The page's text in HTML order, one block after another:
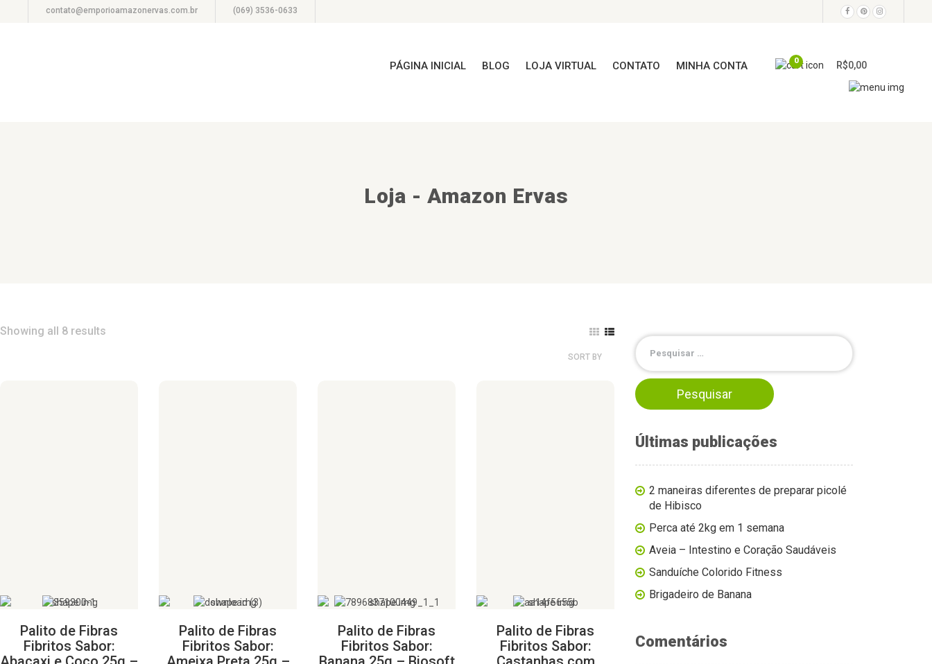
contato@emporioamazonervas.com.br (069) 3536-0633
PÁGINA INICIAL BLOG LOJA VIRTUAL CONTATO MINHA CONTA 0 R$0,00
Loja - Amazon Ervas
Showing all 8 results
SORT BY
Palito de Fibras
Fibritos Sabor:
Palito de Fibras
Fibritos Sabor:
Palito de Fibras
Fibritos Sabor:
Palito de Fibras
Fibritos Sabor:
Últimas publicações
2 maneiras diferentes de preparar picolé
de Hibisco
Perca até 2kg em 1 semana
Aveia – Intestino e Coração Saudáveis
Sanduíche Colorido Fitness
Brigadeiro de Banana
Comentários